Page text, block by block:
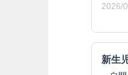
2026/
新生